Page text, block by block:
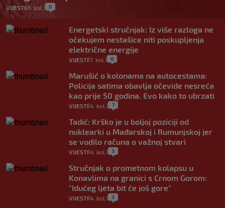
VIJESTI| 8. kol. 0
Energetski stručnjak: Iz više razloga ne
očekujem nestašice niti poskupljenja
električne energije
VIJESTI 7. kol. 0
Marušić o kolonama na autocestama:
Policija satima obavlja očevide nesreća
kao prije 50 godina. Evo kako to ubrzati
VIJESTI 4. kol. 7
Tadić: Krško je u boljoj poziciji od
nuklearki u Mađarskoj i Rumunjskoj jer
se vodilo računa o važnoj stvari
VIJESTI 4. kol. 5
Stručnjak o prometnom kolapsu u
Konavlima na granici s Crnom Gorom:
"Idućeg ljeta bit će još gore"
VIJESTI 4. kol. 3